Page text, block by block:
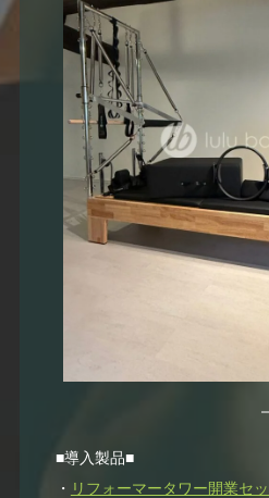
■導入製品■
・ リフォーマータワー開業セ